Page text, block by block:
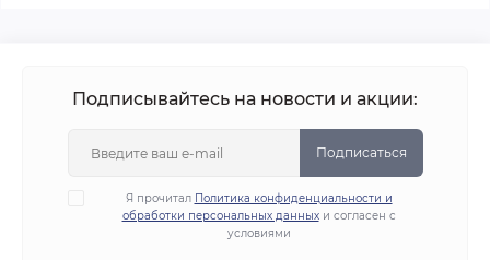
Подписывайтесь на новости и акции:
Подписаться
Я прочитал Политика конфиденциальности и
обработки персональных данныхи согласен с
условиями